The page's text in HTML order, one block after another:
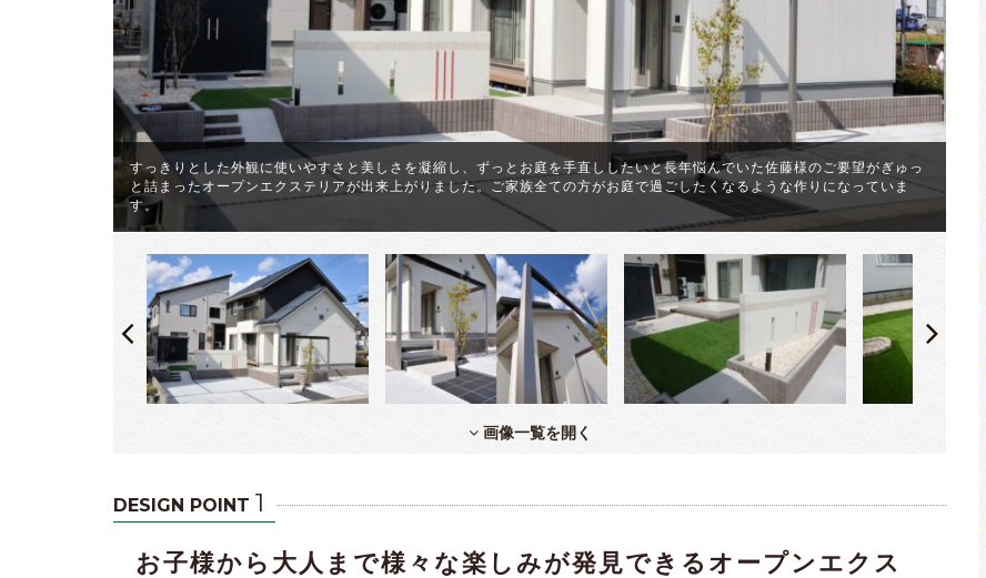
すっきりとした外観に使いやすさと美しさを凝縮し、ずっとお庭を手直ししたいと長年悩んでいた佐藤様のご要望がぎゅっ
と詰まったオープンエクステリアが出来上がりました。ご家族全ての方がお庭で過ごしたくなるような作りになっていま
す。
画像一覧を開く
DESIGN POINT 1
お子様から大人まで様々な楽しみが発見できるオープンエクス